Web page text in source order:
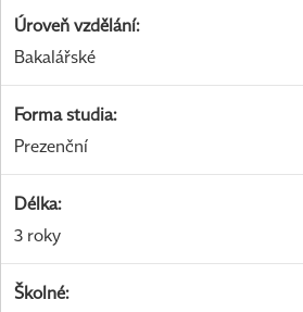
Úroveň vzdělání:
Bakalářské
Forma studia:
Prezenční
Délka:
3 roky
Školné: